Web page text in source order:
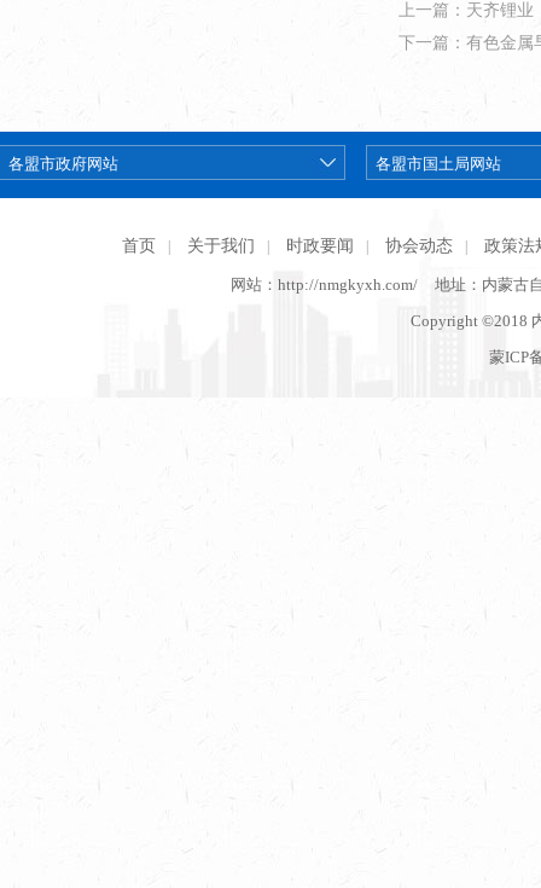
上一篇：天齐锂业
下一篇：有色金属
首页 关于我们 时政要闻 协会动态 政策法
网站：http://nmgkyxh.com/
地址：内蒙古
Copyright ©2018
蒙ICP